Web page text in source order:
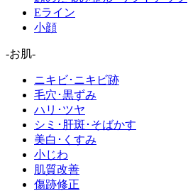
Eライン
小顔
-お肌-
ニキビ･ニキビ跡
毛穴･黒ずみ
ハリ･ツヤ
シミ･肝斑･そばかす
美白･くすみ
小じわ
肌質改善
傷跡修正